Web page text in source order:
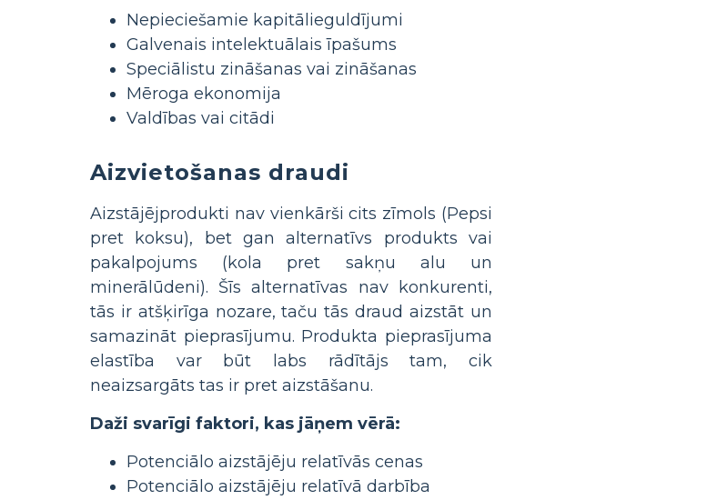
Nepieciešamie kapitālieguldījumi
Galvenais intelektuālais īpašums
Speciālistu zināšanas vai zināšanas
Mēroga ekonomija
Valdības vai citādi
Aizvietošanas draudi
Aizstājējprodukti nav vienkārši cits zīmols (Pepsi
pret koksu), bet gan alternatīvs produkts vai
pakalpojums (kola pret sakņu alu un
minerālūdeni). Šīs alternatīvas nav konkurenti,
tās ir atšķirīga nozare, taču tās draud aizstāt un
samazināt pieprasījumu. Produkta pieprasījuma
elastība var būt labs rādītājs tam, cik
neaizsargāts tas ir pret aizstāšanu.
Daži svarīgi faktori, kas jāņem vērā:
Potenciālo aizstājēju relatīvās cenas
Potenciālo aizstājēju relatīvā darbība